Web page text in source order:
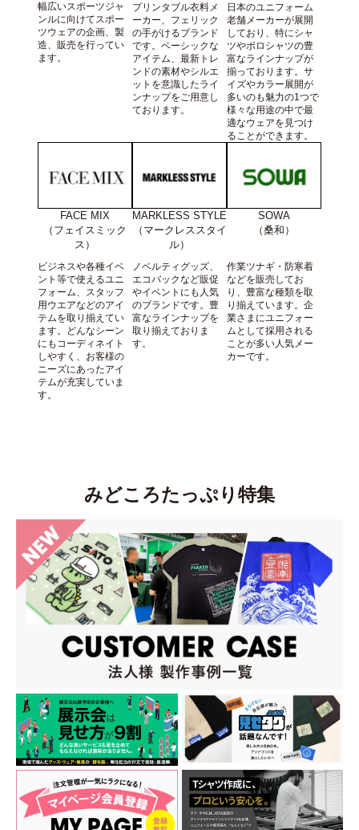
幅広いスポーツジャ
ンルに向けてスポー
ツウェアの企画、製
造、販売を行ってい
ます。
プリンタブル衣料メ
ーカー、フェリック
の手がけるブランド
です。ベーシックな
アイテム、最新トレ
ンドの素材やシルエ
ットを意識したライ
ンナップをご用意し
ております。
日本のユニフォーム
老舗メーカーが展開
しており、特にシャ
ツやポロシャツの豊
富なラインナップが
揃っております。サ
イズやカラー展開が
多いのも魅力の1つで
様々な用途の中で最
適なウェアを見つけ
ることができます。
FACE MIX
（フェイスミック
ス）
ビジネスや各種イベ
ント等で使えるユニ
フォーム、スタッフ
用ウエアなどのアイ
テムを取り揃えてい
ます。どんなシーン
にもコーディネイト
しやすく、お客様の
ニーズにあったアイ
テムが充実していま
す。
MARKLESS STYLE
（マークレススタイ
ル）
ノベルティグッズ、
エコバックなど販促
やイベントにも人気
のブランドです。豊
富なラインナップを
取り揃えておりま
す。
SOWA
（桑和）
作業ツナギ・防寒着
などを販売してお
り、豊富な種類を取
り揃えています。企
業さまにユニフォー
ムとして採用される
ことが多い人気メー
カーです。
みどころたっぷり特集